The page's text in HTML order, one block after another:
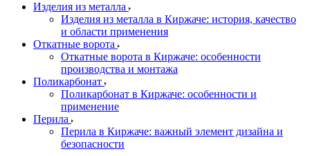
Изделия из металла
Изделия из металла в Киржаче: история, качество
и области применения
Откатные ворота
Откатные ворота в Киржаче: особенности
производства и монтажа
Поликарбонат
Поликарбонат в Киржаче: особенности и
применение
Перила
Перила в Киржаче: важный элемент дизайна и
безопасности